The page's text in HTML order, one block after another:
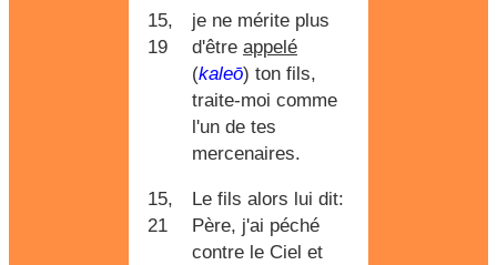
15,
19
je ne mérite plus
d'être appelé
(kaleō) ton fils,
traite-moi comme
l'un de tes
mercenaires.
15,
21
Le fils alors lui dit:
Père, j'ai péché
contre le Ciel et